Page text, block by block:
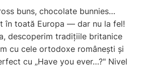
buns, chocolate bunnies…
în toată Europa — dar nu la fel!
descoperim tradițiile britanice
cu cele ortodoxe românești și
cu „Have you ever…?" Nivel